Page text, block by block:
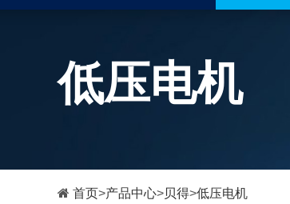
低压电机
首页>产品中心>贝得>低压电机